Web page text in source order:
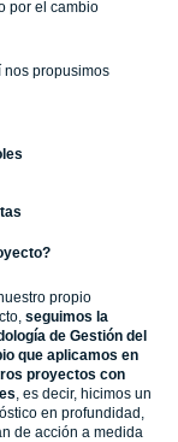
por el cambio
nos propusimos
propio
seguimos la
de Gestión del
que aplicamos en
proyectos con
, es decir, hicimos un
en profundidad,
de acción a medida